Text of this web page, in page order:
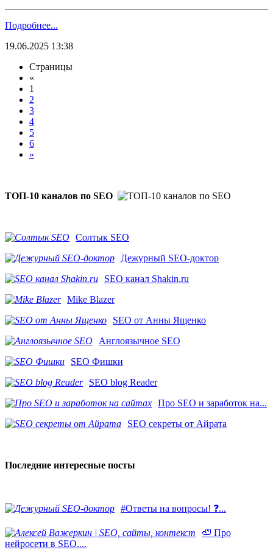
Подробнее...
19.06.2025 13:38
Страницы
«
1
2
3
4
5
6
»
ТОП-10 каналов по SEO
Солтык SEO
Дежурный SEO-доктор
SEO канал Shakin.ru
Mike Blazer
SEO от Анны Ященко
Англоязычное SEO
SEO Фишки
SEO blog Reader
Про SEO и заработок на...
SEO секреты от Айрата
Последние интересные посты
#Ответы на вопросы! ❓...
🦥 Про
нейросети в SEO....